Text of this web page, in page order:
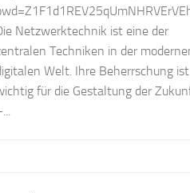
Netzwerktechnik ist eine der
Techniken in der
Welt. Ihre Beherrschung ist
für die Gestaltung der